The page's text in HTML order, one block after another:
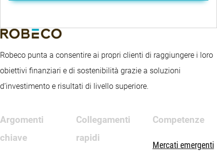
Robeco punta a consentire ai propri clienti di raggiungere i loro
obiettivi finanziari e di sostenibilità grazie a soluzioni
d’investimento e risultati di livello superiore.
Argomenti
chiave
Collegamenti
rapidi
Competenze
Mercati emergenti